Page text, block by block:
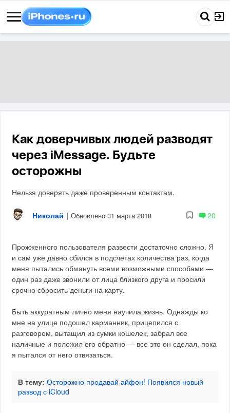
Как доверчивых людей разводят
через iMessage. Будьте
осторожны
Нельзя доверять даже проверенным контактам.
Николай | Обновлено 31 марта 2018 20
Прожженного пользователя развести достаточно сложно. Я
и сам уже давно сбился в подсчетах количества раз, когда
меня пытались обмануть всеми возможными способами —
один раз даже звонили от лица близкого друга и просили
срочно сбросить деньги на карту.
Быть аккуратным лично меня научила жизнь. Однажды ко
мне на улице подошел карманник, прицепился с
разговором, вытащил из сумки кошелек, забрал все
наличные и положил его обратно — все это он сделал, пока
я пытался от него отвязаться.
В тему: Осторожно продавай айфон! Появился новый
развод с iCloud